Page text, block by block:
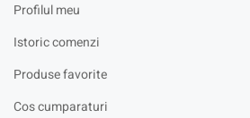
Profilul meu
Istoric comenzi
Produse favorite
Cos cumparaturi